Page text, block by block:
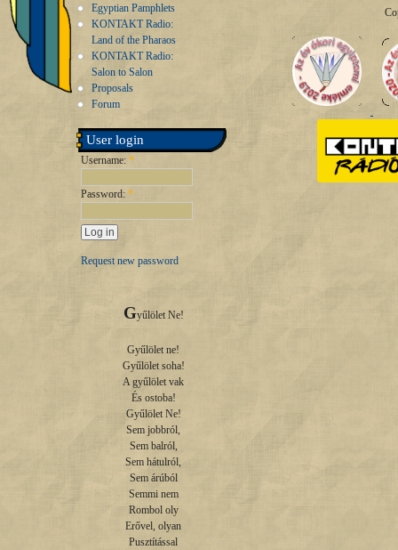
Egyptian Pamphlets
KONTAKT Radio:
Land of the Pharaos
KONTAKT Radio:
Salon to Salon
Proposals
Forum
User login
Username: *
Password: *
Request new password
Gyűlölet Ne!
Gyűlölet ne!
Gyűlölet soha!
A gyűlölet vak
És ostoba!
Gyűlölet Ne!
Sem jobbról,
Sem balról,
Sem hátulról,
Sem árúból
Semmi nem
Rombol oly
Erővel, olyan
Pusztítással